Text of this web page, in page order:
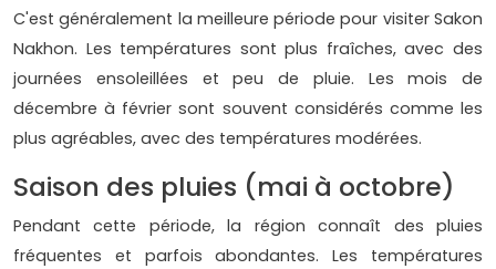
C'est généralement la meilleure période pour visiter Sakon
Nakhon. Les températures sont plus fraîches, avec des
journées ensoleillées et peu de pluie. Les mois de
décembre à février sont souvent considérés comme les
plus agréables, avec des températures modérées.
Saison des pluies (mai à octobre)
Pendant cette période, la région connaît des pluies
fréquentes et parfois abondantes. Les températures